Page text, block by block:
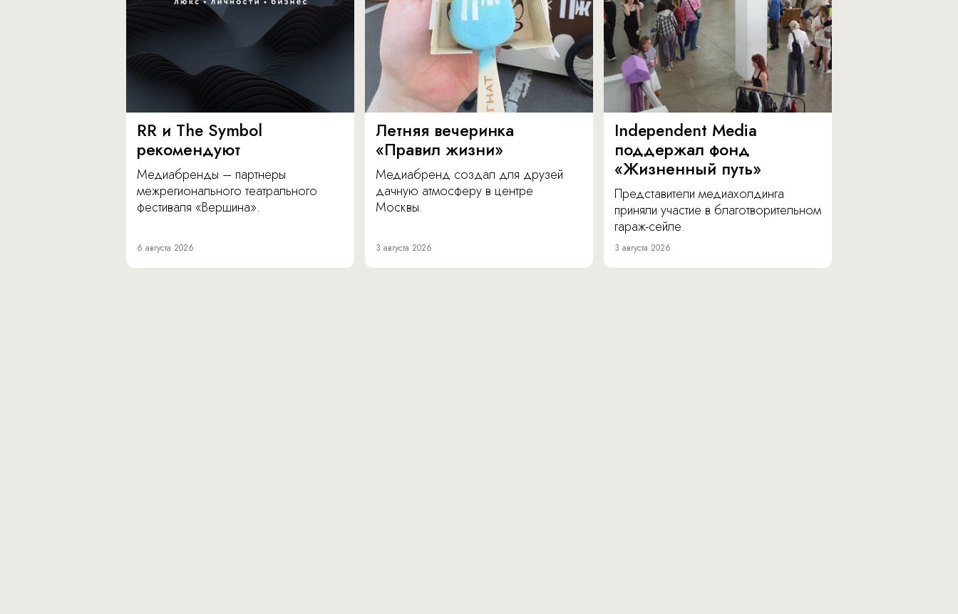
RR и The Symbol
рекомендуют
Медиабренды – партнеры
межрегионального театрального
фестиваля «Вершина».
6 августа 2026
Летняя вечеринка
«Правил жизни»
Медиабренд создал для друзей
дачную атмосферу в центре
Москвы.
3 августа 2026
Independent Media
поддержал фонд
«Жизненный путь»
Представители медиахолдинга
приняли участие в благотворительном
гараж-сейле.
3 августа 2026